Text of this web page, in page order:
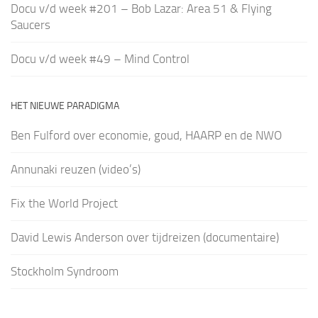
Docu v/d week #201 – Bob Lazar: Area 51 & Flying
Saucers
Docu v/d week #49 – Mind Control
HET NIEUWE PARADIGMA
Ben Fulford over economie, goud, HAARP en de NWO
Annunaki reuzen (video’s)
Fix the World Project
David Lewis Anderson over tijdreizen (documentaire)
Stockholm Syndroom